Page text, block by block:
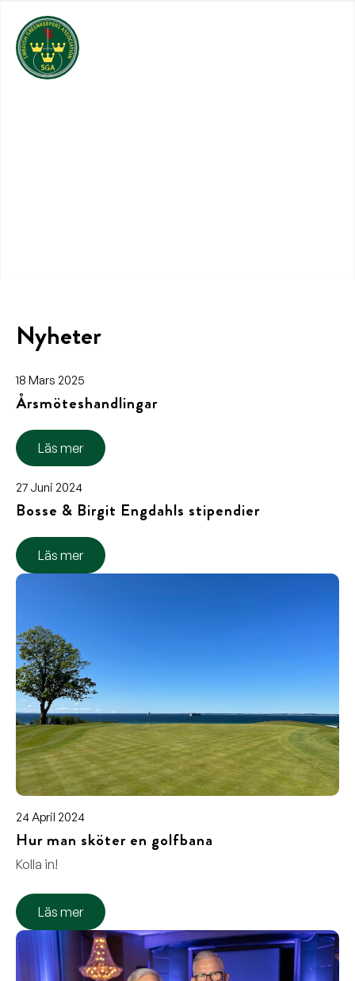
Nyheter
18 Mars 2025
Årsmöteshandlingar
Läs mer
27 Juni 2024
Bosse & Birgit Engdahls stipendier
Läs mer
24 April 2024
Hur man sköter en golfbana
Kolla in!
Läs mer